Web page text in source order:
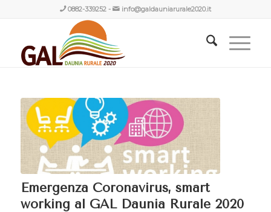
0882-339252- info@galdauniarurale2020.it
Emergenza Coronavirus, smart
working al GAL Daunia Rurale 2020